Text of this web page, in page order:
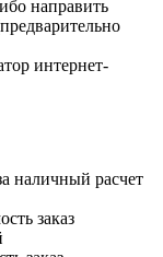
направить
интернет-
наличный расчет
заказ